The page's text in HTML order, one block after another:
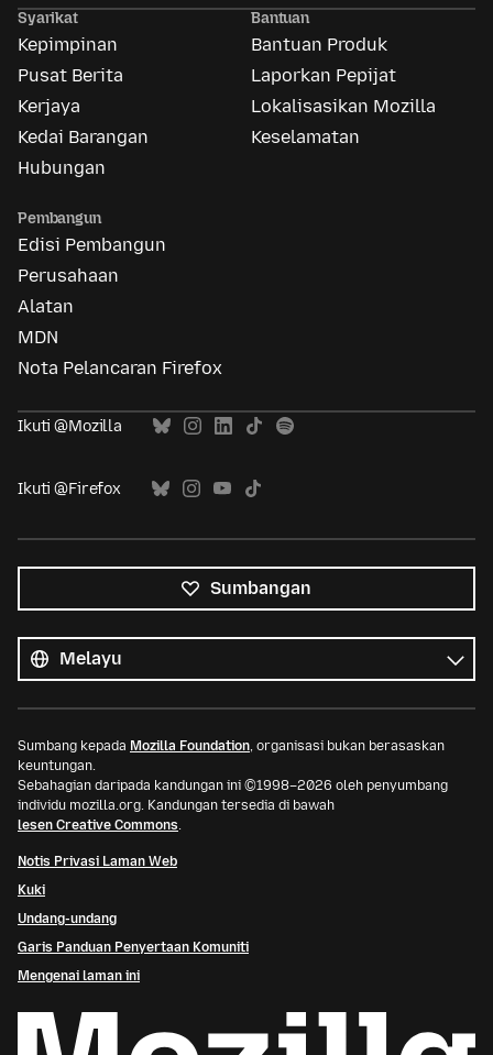
Syarikat
Kepimpinan
Pusat Berita
Kerjaya
Kedai Barangan
Hubungan
Bantuan
Bantuan Produk
Laporkan Pepijat
Lokalisasikan Mozilla
Keselamatan
Pembangun
Edisi Pembangun
Perusahaan
Alatan
MDN
Nota Pelancaran Firefox
Ikuti @Mozilla
Ikuti @Firefox
Sumbangan
bahasa
Bahasa
Sumbang kepada Mozilla Foundation, organisasi bukan berasaskan
keuntungan.
Sebahagian daripada kandungan ini ©1998–2026 oleh penyumbang
individu mozilla.org. Kandungan tersedia di bawah
lesen Creative Commons.
Notis Privasi Laman Web
Kuki
Undang-undang
Garis Panduan Penyertaan Komuniti
Mengenai laman ini